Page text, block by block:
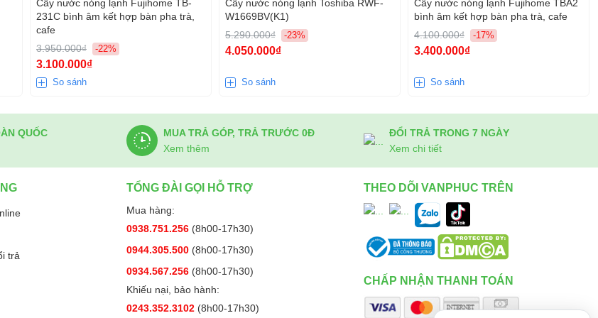
đáp ứng nhanh chóng và an toàn
cà phê. Đây là lựa chọn phù hợp cho
Cây nước nóng lạnh Fujihome TB-
231C bình âm kết hợp bàn pha trà,
cafe
3.950.000₫
-22%
3.100.000₫
So sánh
Cây nước nóng lạnh Toshiba RWF-
W1669BV(K1)
5.290.000₫
-23%
4.050.000₫
So sánh
Cây nước nóng lạnh Fujihome TBA2
bình âm kết hợp bàn pha trà, cafe
4.100.000₫
-17%
3.400.000₫
So sánh
QUỐC
MUA TRẢ GÓP, TRẢ TRƯỚC 0Đ
Xem thêm
ĐỔI TRẢ TRONG 7 NGÀY
Xem chi tiết
trả
TỔNG ĐÀI GỌI HỖ TRỢ
Mua hàng:
0938.751.256 (8h00-17h30)
0944.305.500 (8h00-17h30)
0934.567.256 (8h00-17h30)
Khiếu nại, bảo hành:
0243.352.3102 (8h00-17h30)
THEO DÕI VANPHUC TRÊN
CHẤP NHẬN THANH TOÁN